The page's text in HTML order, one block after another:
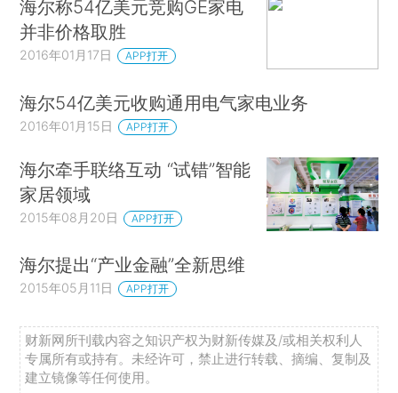
海尔称54亿美元竞购GE家电
并非价格取胜
2016年01月17日 APP打开
海尔54亿美元收购通用电气家电业务
2016年01月15日 APP打开
海尔牵手联络互动 “试错”智能
家居领域
2015年08月20日 APP打开
海尔提出“产业金融”全新思维
2015年05月11日 APP打开
财新网所刊载内容之知识产权为财新传媒及/或相关权利人
专属所有或持有。未经许可，禁止进行转载、摘编、复制及
建立镜像等任何使用。